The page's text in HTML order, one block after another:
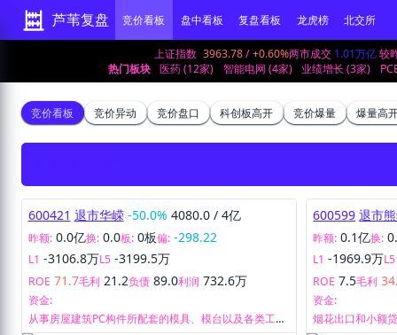
芦苇复盘 竞价看板 盘中看板 复盘看板 龙虎榜 北交所
上证指数 3963.78 /+0.60%两市成交 1.01万亿 较
热门板块
医药 (12家) 智能电网 (4家) 业绩增长 (3家)
竞价看板 竞价异动 竞价盘口 科创板高开 竞价爆量 爆量高
600421 退市华嵘 -50.0% 4080.0 / 4亿
昨额: 0.0亿换: 0.0板: 0板偏: -298.22
L1 -3106.8万L5 -3199.5万
ROE 71.7毛利 21.2负债 89.0利润 732.6万
资金:
从事房屋建筑PC构件所配套的模具、模台以及各类工装
600599 退市
昨额: 0.1亿换:
L1 -1969.9万L5
ROE 7.5毛利
资金:
烟花出口和小额